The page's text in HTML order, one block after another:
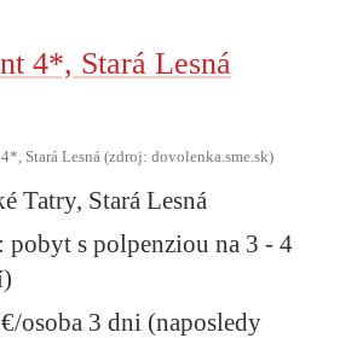
4*, Stará Lesná
Stará Lesná (zdroj: dovolenka.sme.sk)
Tatry, Stará Lesná
pobyt s polpenziou na 3 - 4
osoba 3 dni (naposledy